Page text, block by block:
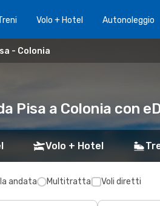
Volo + Hotel Autonoleggio
- Colonia
Pisa a Colonia con
Volo + Hotel
andata Multitratta Voli diretti